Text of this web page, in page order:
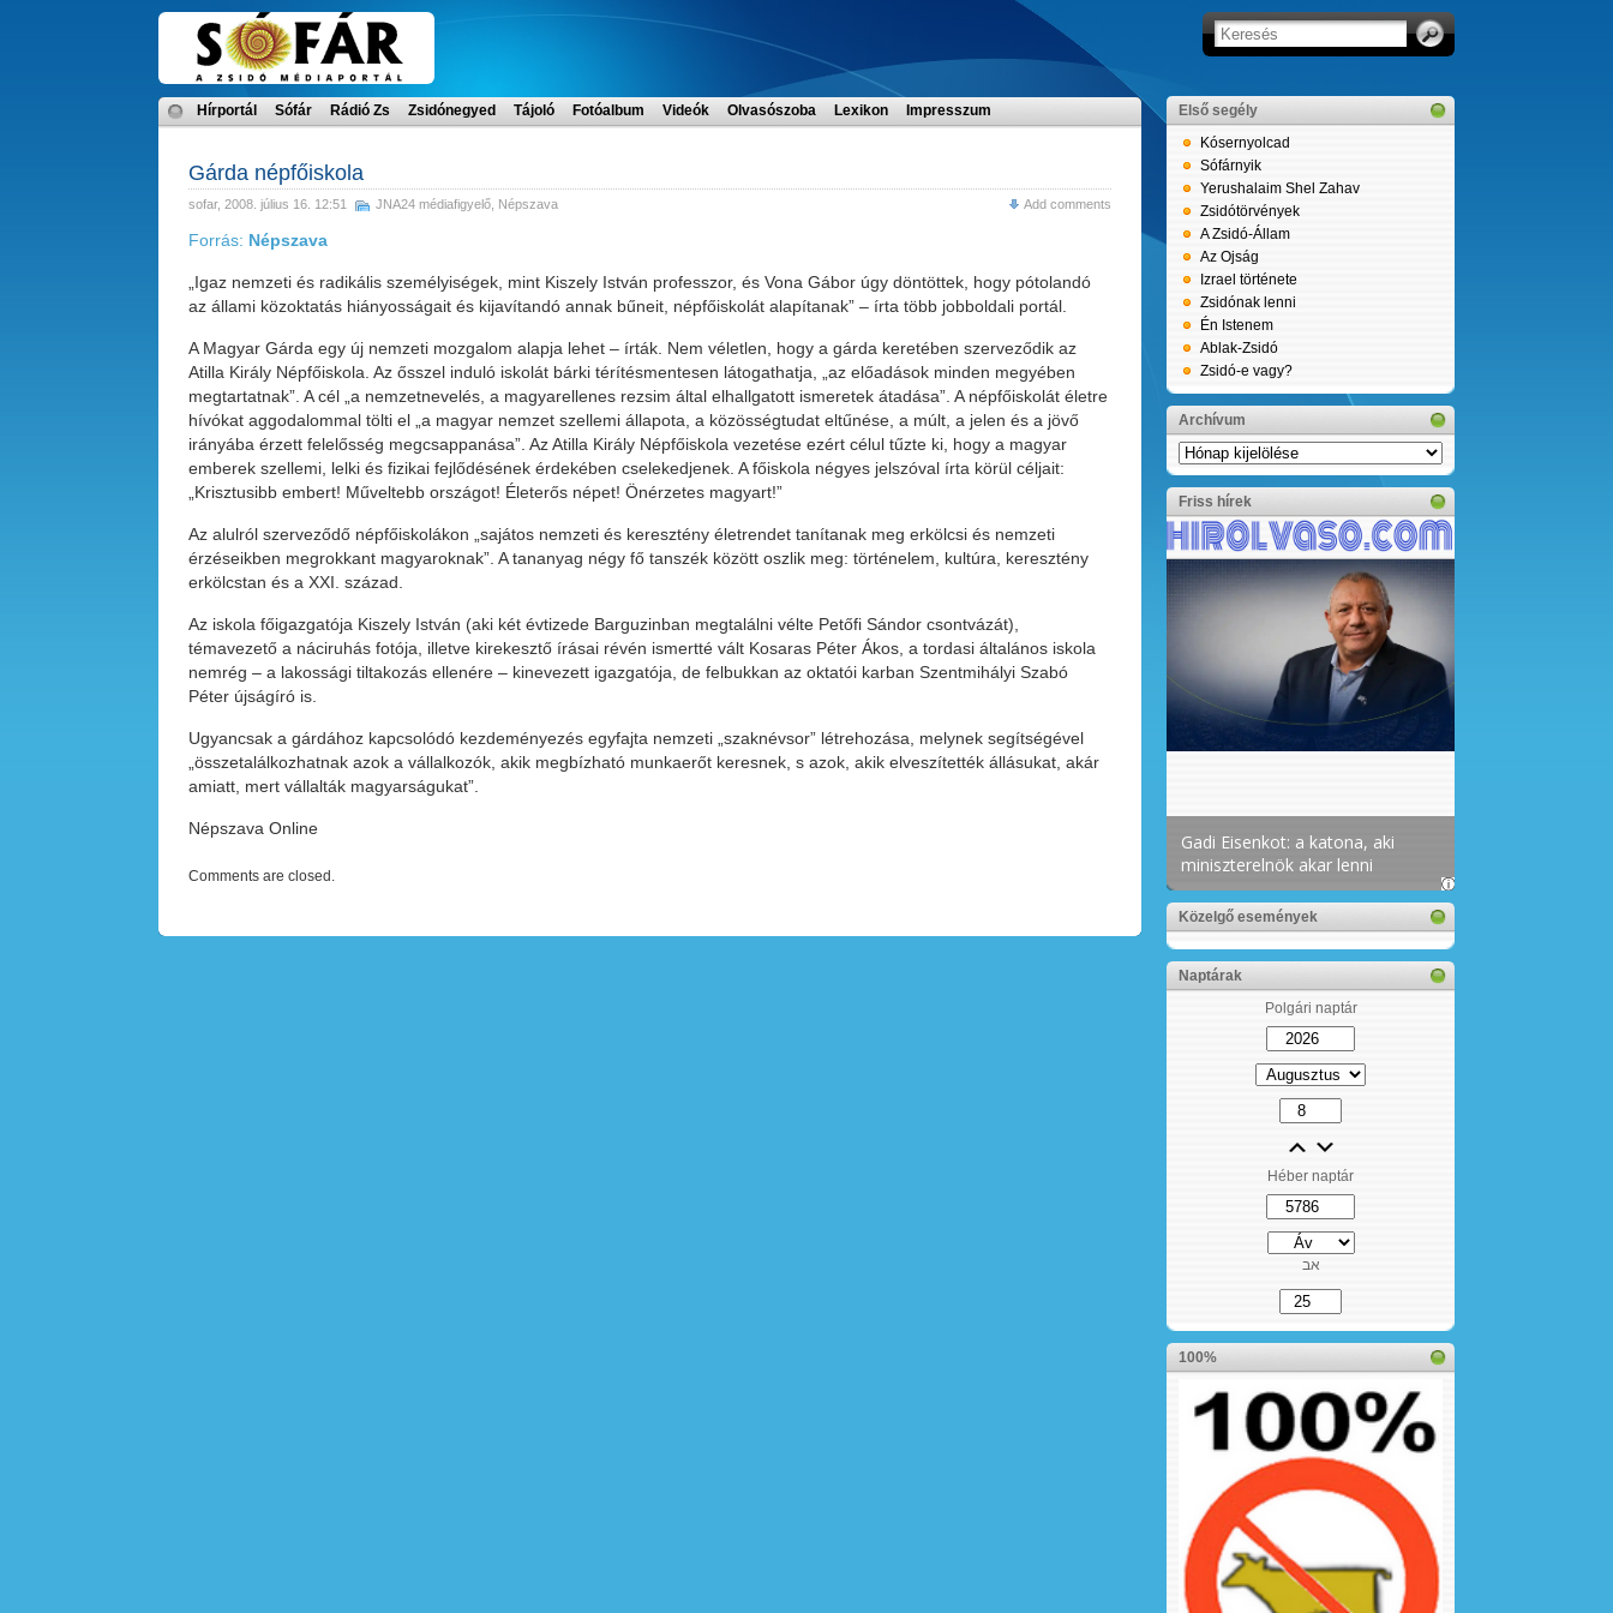
Hírportál Sófár Rádió Zs Zsidónegyed Tájoló Fotóalbum Videók Olvasószoba Lexikon Impresszum
Gárda népfőiskola
sofar, 2008. július 16. 12:51 JNA24 médiafigyelő Népszava Add comments
Forrás: Népszava
„Igaz nemzeti és radikális személyiségek, mint Kiszely István professzor, és Vona Gábor úgy döntöttek, hogy pótolandó
az állami közoktatás hiányosságait és kijavítandó annak bűneit, népfőiskolát alapítanak” – írta több jobboldali portál.
A Magyar Gárda egy új nemzeti mozgalom alapja lehet – írták. Nem véletlen, hogy a gárda keretében szerveződik az
Atilla Király Népfőiskola. Az ősszel induló iskolát bárki térítésmentesen látogathatja, „az előadások minden megyében
megtartatnak”. A cél „a nemzetnevelés, a magyarellenes rezsim által elhallgatott ismeretek átadása”. A népfőiskolát életre
hívókat aggodalommal tölti el „a magyar nemzet szellemi állapota, a közösségtudat eltűnése, a múlt, a jelen és a jövő
irányába érzett felelősség megcsappanása”. Az Atilla Király Népfőiskola vezetése ezért célul tűzte ki, hogy a magyar
emberek szellemi, lelki és fizikai fejlődésének érdekében cselekedjenek. A főiskola négyes jelszóval írta körül céljait:
„Krisztusibb embert! Műveltebb országot! Életerős népet! Önérzetes magyart!”
Az alulról szerveződő népfőiskolákon „sajátos nemzeti és keresztény életrendet tanítanak meg erkölcsi és nemzeti
érzéseikben megrokkant magyaroknak”. A tananyag négy fő tanszék között oszlik meg: történelem, kultúra, keresztény
erkölcstan és a XXI. század.
Az iskola főigazgatója Kiszely István (aki két évtizede Barguzinban megtalálni vélte Petőfi Sándor csontvázát),
témavezető a náciruhás fotója, illetve kirekesztő írásai révén ismertté vált Kosaras Péter Ákos, a tordasi általános iskola
nemrég – a lakossági tiltakozás ellenére – kinevezett igazgatója, de felbukkan az oktatói karban Szentmihályi Szabó
Péter újságíró is.
Ugyancsak a gárdához kapcsolódó kezdeményezés egyfajta nemzeti „szaknévsor” létrehozása, melynek segítségével
„összetalálkozhatnak azok a vállalkozók, akik megbízható munkaerőt keresnek, s azok, akik elveszítették állásukat, akár
amiatt, mert vállalták magyarságukat”.
Népszava Online
Comments are closed.
Első segély
Kósernyolcad
Sófárnyik
Yerushalaim Shel Zahav
Zsidótörvények
A Zsidó-Állam
Az Ojság
Izrael története
Zsidónak lenni
Én Istenem
Ablak-Zsidó
Zsidó-e vagy?
Archívum
Archívum
Friss hírek
Közelgő események
Naptárak
Polgári naptár
Héber naptár
אב
100%